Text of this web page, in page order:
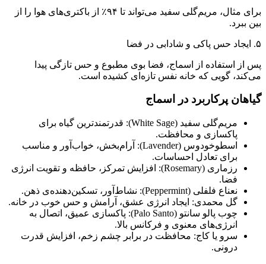
برای مثال، مریم‌گلی سفید می‌تواند تا ۹۴٪ از باکتری‌های هوا را از
بین ببرد.
۵. ایجاد حس پاکی و شادابی در فضا
پس از استفاده از اسماج، فضا بوی مطبوع و حس تازگی پیدا
می‌کند، گویی که خانه نفس تازه‌ای کشیده است.
گیاهان پرکاربرد در اسماج
مریم‌گلی سفید (White Sage): قدرتمندترین گیاه برای
پاکسازی و محافظت.
اسطوخودوس (Lavender): آرام‌بخش، خواب‌آور و مناسب
برای تعادل احساسات.
رزماری (Rosemary): افزایش تمرکز، حافظه و تقویت انرژی
فضا.
نعناع فلفلی (Peppermint): نشاط‌آور، تسکین‌دهنده‌ی ذهن.
گل محمدی: ایجاد انرژی عشق، آرامش و حس خوب در خانه.
چوب پالو سانتو (Palo Santo): پاکسازی عمیق، اتصال به
انرژی‌های معنوی و فرکانس بالا.
سرو یا کاج: محافظت در برابر چشم زخم، افزایش قدرت
درونی.